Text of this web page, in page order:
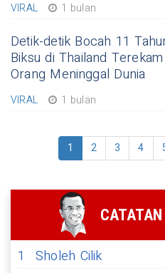
VIRAL 1 bulan
Detik-detik Bocah 11
Biksu di Thailand
Orang Meninggal Dunia
VIRAL 1 bulan
1 2 3 4
1
Sholeh Cilik